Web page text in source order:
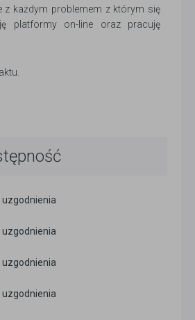
z każdym problemem z którym się
platformy on-line oraz pracuję
uzgodnienia
uzgodnienia
uzgodnienia
uzgodnienia